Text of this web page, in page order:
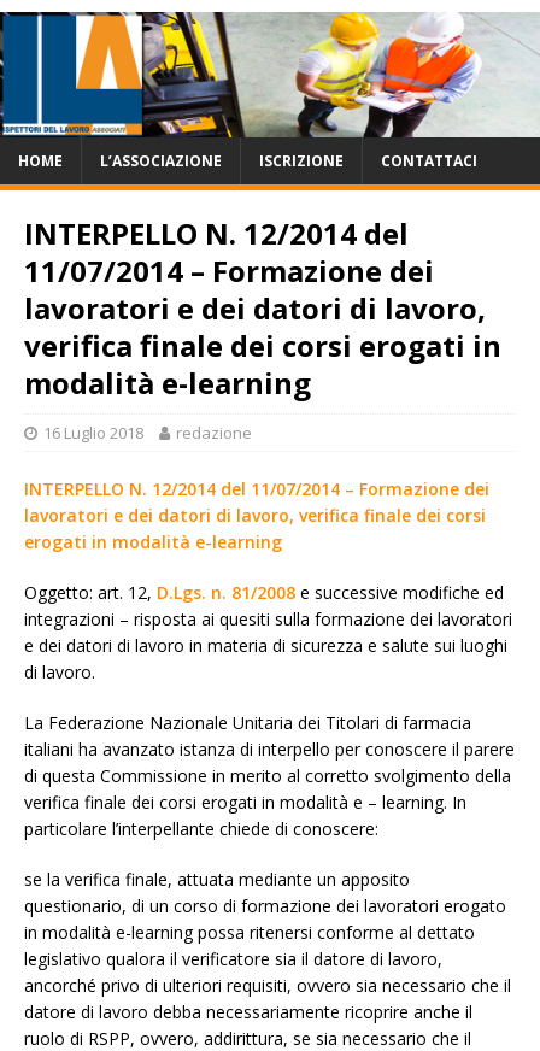
HOME L’ASSOCIAZIONE ISCRIZIONE CONTATTACI
INTERPELLO N. 12/2014 del
11/07/2014 – Formazione dei
lavoratori e dei datori di lavoro,
verifica finale dei corsi erogati in
modalità e-learning
16 Luglio 2018 redazione
INTERPELLO N. 12/2014 del 11/07/2014 – Formazione dei
lavoratori e dei datori di lavoro, verifica finale dei corsi
erogati in modalità e-learning
Oggetto: art. 12, D.Lgs. n. 81/2008 e successive modifiche ed
integrazioni – risposta ai quesiti sulla formazione dei lavoratori
e dei datori di lavoro in materia di sicurezza e salute sui luoghi
di lavoro.
La Federazione Nazionale Unitaria dei Titolari di farmacia
italiani ha avanzato istanza di interpello per conoscere il parere
di questa Commissione in merito al corretto svolgimento della
verifica finale dei corsi erogati in modalità e – learning. In
particolare l’interpellante chiede di conoscere:
se la verifica finale, attuata mediante un apposito
questionario, di un corso di formazione dei lavoratori erogato
in modalità e-learning possa ritenersi conforme al dettato
legislativo qualora il verificatore sia il datore di lavoro,
ancorché privo di ulteriori requisiti, ovvero sia necessario che il
datore di lavoro debba necessariamente ricoprire anche il
ruolo di RSPP, ovvero, addirittura, se sia necessario che il